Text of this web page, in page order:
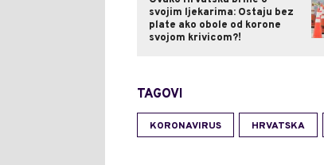
svojim ljekarima: Ostaju bez
plate ako obole od korone
svojom krivicom?!
TAGOVI
KORONAVIRUS HRVATSKA